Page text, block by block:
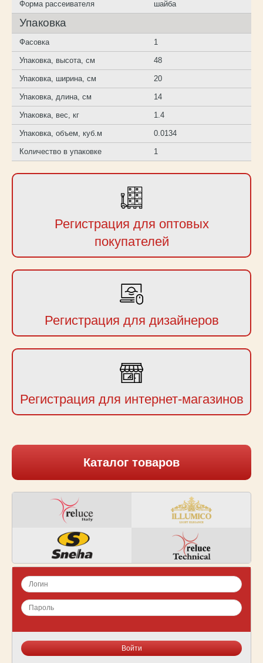
Форма рассеивателя шайба
Упаковка
Фасовка 1
Упаковка, высота, см 48
Упаковка, ширина, см 20
Упаковка, длина, см 14
Упаковка, вес, кг 1.4
Упаковка, объем, куб.м 0.0134
Количество в упаковке 1
Регистрация для оптовых
покупателей
Регистрация для дизайнеров
Регистрация для интернет-магазинов
Каталог товаров